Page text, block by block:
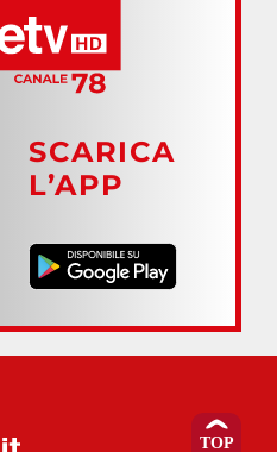
SCARICA
L’APP